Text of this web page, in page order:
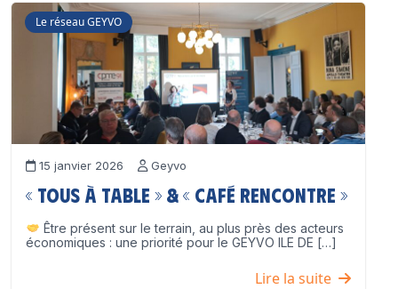
Le réseau GEYVO
15 janvier 2026 Geyvo
« Tous à table » & « Café Rencontre »
Être présent sur le terrain, au plus près des acteurs
économiques : une priorité pour le GEYVO ILE DE […]
Lire la suite